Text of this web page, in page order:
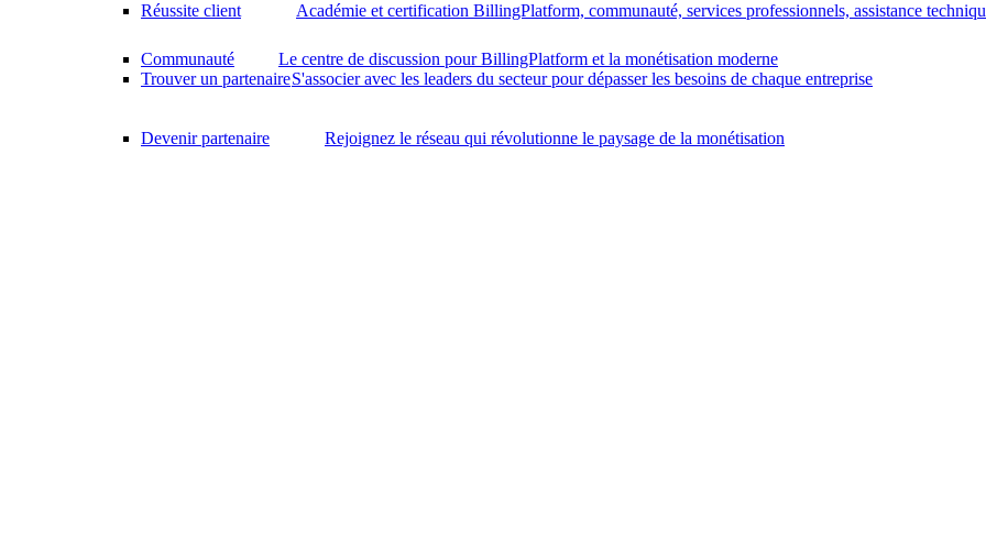
Réussite client Académie et certification BillingPlatform, communauté, services professionnels, assistance
Communauté
Le centre de discussion pour BillingPlatform et la monétisation moderne
Trouver un partenaireS'associer avec les leaders du secteur pour dépasser les besoins de chaque entreprise
Devenir partenaire Rejoignez le réseau qui révolutionne le paysage de la monétisation